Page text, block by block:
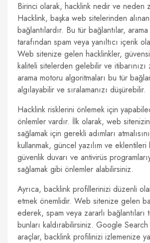
Birinci olarak, hacklink nedir ve neden
Hacklink, başka web sitelerinden
bağlantılardır. Bu tür bağlantılar, arama
tarafından spam veya yanıltıcı içerik
Web sitenize gelen hacklinkler,
kaliteli sitelerden gelebilir ve
arama motoru algoritmaları bu tür
algılayabilir ve sıralamanızı düşürebilir.
Hacklink risklerini önlemek için
önlemler vardır. İlk olarak, web
sağlamak için gerekli adımları
kullanmak, güncel yazılım ve eklentileri
güvenlik duvarı ve antivirüs
sağlamak gibi önlemler alabilirsiniz.
Ayrıca, backlink profillerinizi düzenli
etmek önemlidir. Web sitenize gelen
ederek, spam veya zararlı
bunları kaldırabilirsiniz. Google
araçlar, backlink profilinizi izlemenize